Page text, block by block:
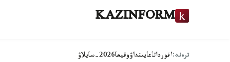
KAZINFORM
ترەند:اقورداتاعايىنداۋوقيعا2026-سايلاۋ